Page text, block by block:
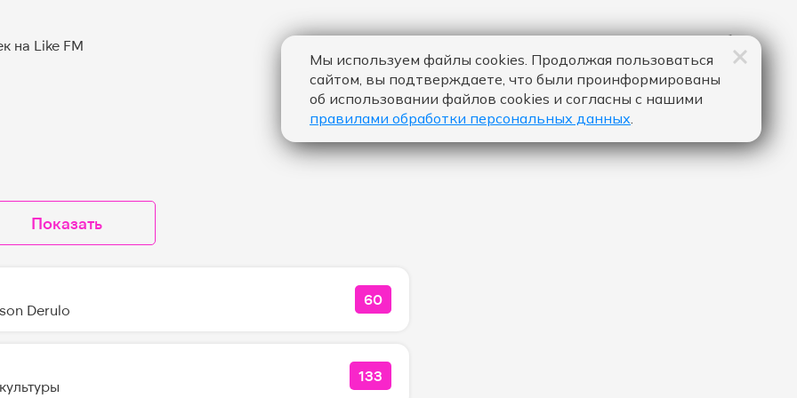
Показать
Derulo КОЛИЧЕСТВО ЛАЙКОВ ЗА "TONIGHT (D.I.Y.A) - JAX JONES &
60
КОЛИЧЕСТВО ЛАЙКОВ ЗА "ПОЕЗДА - ЖЕНЯ ТРОФИМОВ &
133
Мы используем файлы cookies. Продолжая пользоваться
сайтом, вы подтверждаете, что были проинформированы
об использовании файлов cookies и согласны с нашими
правилами обработки персональных данных.